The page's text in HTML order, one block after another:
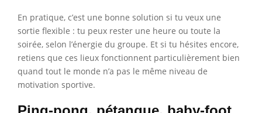
En pratique, c’est une bonne solution si tu veux une
sortie flexible : tu peux rester une heure ou toute la
soirée, selon l’énergie du groupe. Et si tu hésites encore,
retiens que ces lieux fonctionnent particulièrement bien
quand tout le monde n’a pas le même niveau de
motivation sportive.